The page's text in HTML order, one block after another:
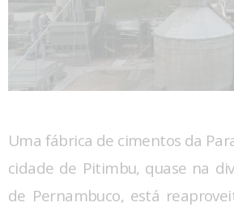
Uma fábrica de cimentos da
cidade de Pitimbu, quase na
de Pernambuco, está